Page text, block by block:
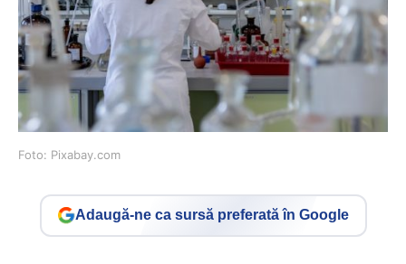
Foto: Pixabay.com
Adaugă-ne ca sursă preferată în Google